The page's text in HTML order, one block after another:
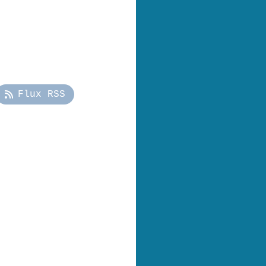
Flux RSS